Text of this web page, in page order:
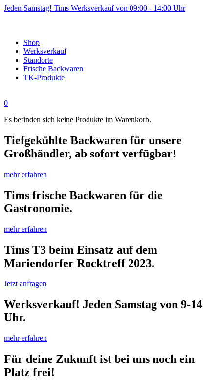
Jeden Samstag! Tims Werksverkauf von 09:00 - 14:00 Uhr
Shop
Werksverkauf
Standorte
Frische Backwaren
TK-Produkte
0
Es befinden sich keine Produkte im Warenkorb.
Tiefgekühlte Backwaren für unsere
Großhändler, ab sofort verfügbar!
mehr erfahren
Tims frische Backwaren für die
Gastronomie.
mehr erfahren
Tims T3 beim Einsatz auf dem
Mariendorfer Rocktreff 2023.
Jetzt anfragen
Werksverkauf! Jeden Samstag von 9-14
Uhr.
mehr erfahren
Für deine Zukunft ist bei uns noch ein
Platz frei!